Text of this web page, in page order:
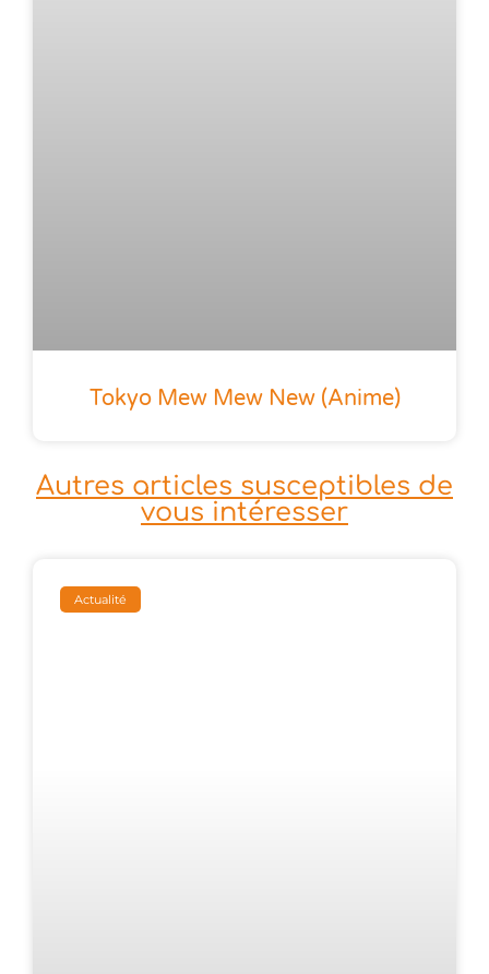
Tokyo Mew Mew New (anime)
Autres articles susceptibles de
vous intéresser
Actualité